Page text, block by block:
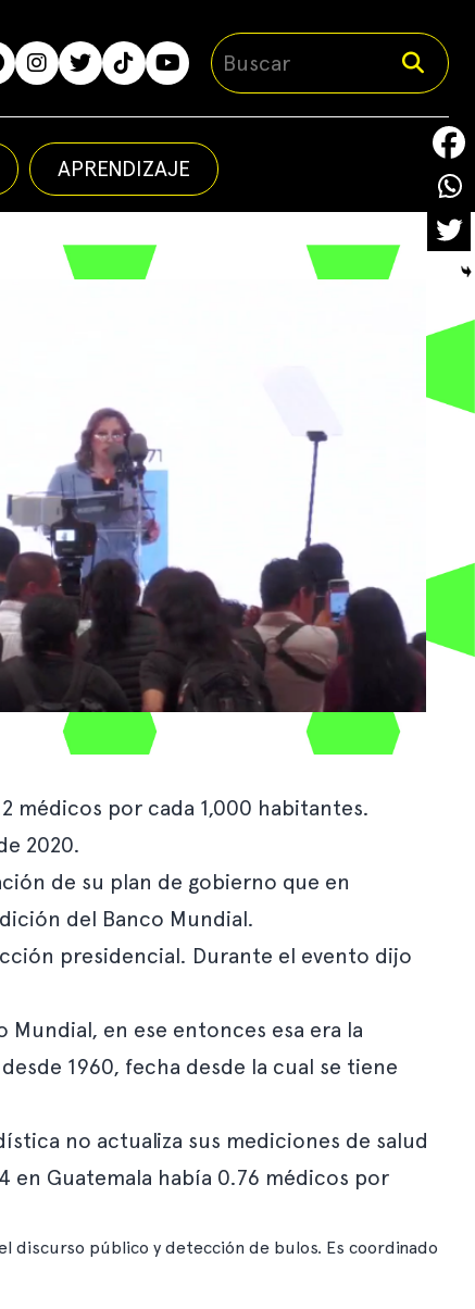
APRENDIZAJE
médicos por cada 1,000 habitantes.
2020.
de su plan de gobierno que en
del Banco Mundial.
presidencial. Durante el evento dijo
Mundial, en ese entonces esa era la
1960, fecha desde la cual se tiene
no actualiza sus mediciones de salud
en Guatemala había 0.76 médicos por
discurso público y detección de bulos. Es coordinado